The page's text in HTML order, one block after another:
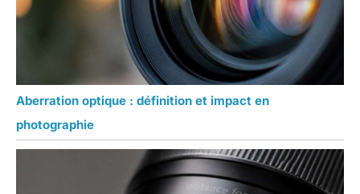
Aberration optique : définition et impact en
photographie